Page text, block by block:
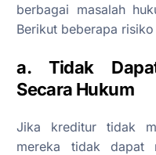
berbagai masalah
Berikut beberapa
a. Tidak
Secara Hukum
Jika kreditur tidak
mereka tidak dapat